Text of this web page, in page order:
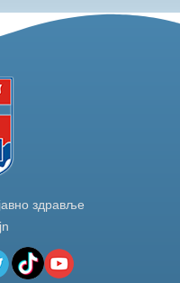
здравље